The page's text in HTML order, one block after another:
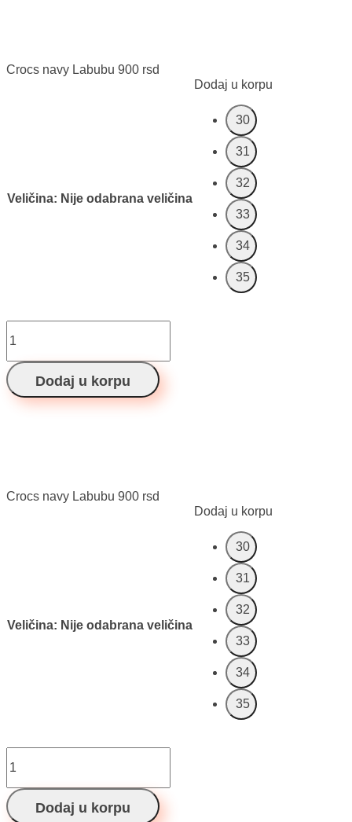
Crocs navy Labubu 900 rsd
Veličina: Nije odabrana veličina
Dodaj u korpu
30
31
32
33
34
35
navy
količina
Dodaj u korpu
Crocs navy Labubu 900 rsd
Veličina: Nije odabrana veličina
Dodaj u korpu
30
31
32
33
34
35
navy
količina
Dodaj u korpu